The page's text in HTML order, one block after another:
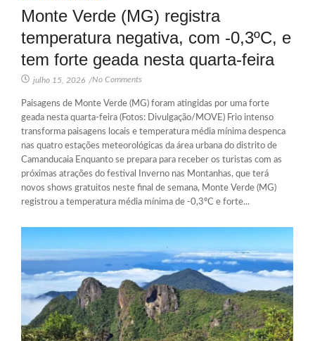
Monte Verde (MG) registra
temperatura negativa, com -0,3ºC, e
tem forte geada nesta quarta-feira
julho 15, 2026 /No Comments
Paisagens de Monte Verde (MG) foram atingidas por uma forte
geada nesta quarta-feira (Fotos: Divulgação/MOVE) Frio intenso
transforma paisagens locais e temperatura média mínima despenca
nas quatro estações meteorológicas da área urbana do distrito de
Camanducaia Enquanto se prepara para receber os turistas com as
próximas atrações do festival Inverno nas Montanhas, que terá
novos shows gratuitos neste final de semana, Monte Verde (MG)
registrou a temperatura média mínima de -0,3ºC e forte...